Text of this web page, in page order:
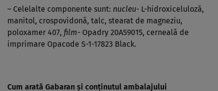
– Celelalte componente sunt: nucleu- L-hidroxiceluloză,
manitol, crospovidonă, talc, stearat de magneziu,
poloxamer 407, film- Opadry 20A59015, cerneală de
imprimare Opacode S-1-17823 Black.
Cum arată Gabaran şi conţinutul ambalajului